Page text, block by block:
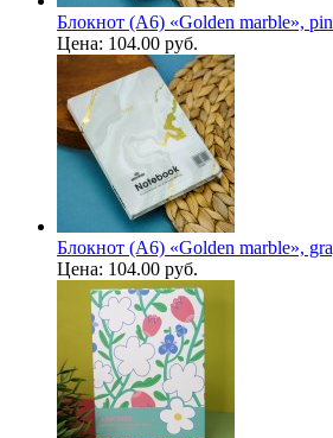
Блокнот (А6) «Golden marble»,
Цена: 104.00 руб.
Блокнот (А6) «Golden marble»,
Цена: 104.00 руб.